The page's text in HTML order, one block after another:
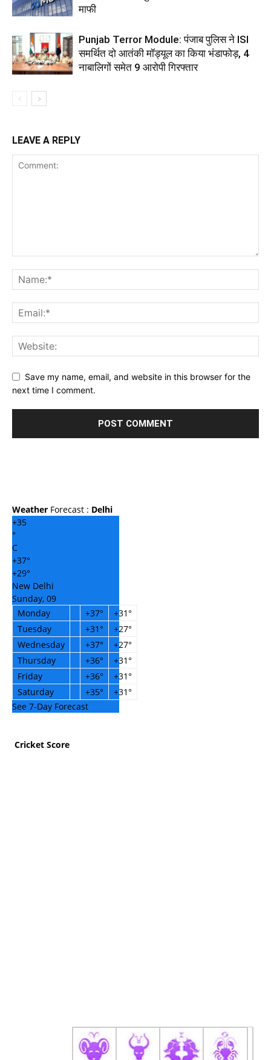
माफी
Punjab Terror Module: पंजाब पुलिस ने ISI
समर्थित दो आतंकी मॉड्यूल का किया भंडाफोड़, 4
नाबालिगों समेत 9 आरोपी गिरफ्तार
LEAVE A REPLY
Save my name, email, and website in this browser for the
next time I comment.
Weather Forecast : Delhi
+35
°
C
+37°
+29°
New Delhi
Sunday, 09
Monday
+37° +31°
Tuesday
+31° +27°
Wednesday
+37° +27°
Thursday
+36° +31°
Friday
+36° +31°
Saturday
+35° +31°
See 7-Day Forecast
Cricket Score